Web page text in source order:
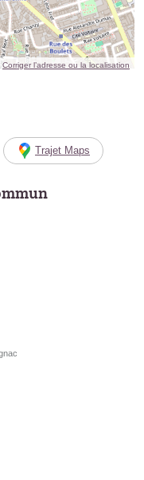
Corriger l’adresse ou la localisation
Trajet Maps